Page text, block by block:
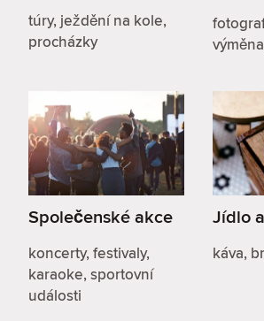
túry, ježdění na kole,
procházky
Společenské akce
koncerty, festivaly,
karaoke, sportovní
události
Jídlo
káva,